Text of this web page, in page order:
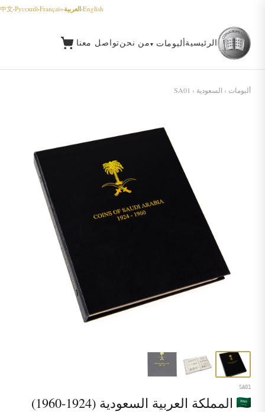
English
·العربية·
Français
·
Русский
·
中文
الرئيسيةألبومات من نحنتواصل معنا
ألبومات › السعودية › SA01
SA01
المملكة العربية السعودية (1924-1960)